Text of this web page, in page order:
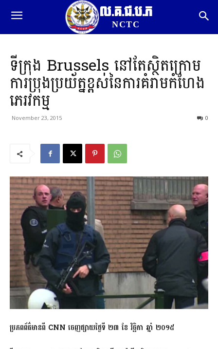
ល.គ.ជ.ប.ភ
NCTC
ទីក្រុង Brussels នៅតែស្ថិតក្រោម
ការប្រុងប្រយ័ត្នខ្ពស់នៃការគំរាមកំហែង
ភេរវកម្ម
November 23, 2015 0
ប្រភពព័ត៌មានពី CNN ចេញផ្សាយថ្ងៃទី ២៣ ខែ​ វិច្ឆិកា ឆ្នាំ ២០១៥